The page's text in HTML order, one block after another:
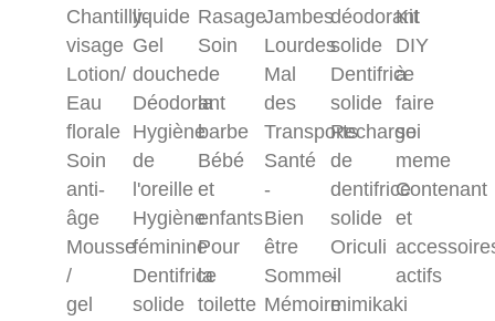
Chantilly-
visage
Lotion/
Eau
florale
Soin
anti-
âge
Mousse
/
gel
liquide
Gel
douche
Déodorant
Hygiène
de
l'oreille
Hygiène
féminine
Dentifrice
solide
Rasage
Soin
de
la
barbe
Bébé
et
enfants
Pour
la
toilette
Jambes
Lourdes
Mal
des
Transports
Santé
-
Bien
être
Sommeil
Mémoire
déodorant
solide
Dentifrice
solide
Recharge
de
dentifrice
solide
Oriculi
-
mimikaki
Kit
DIY
à
faire
soi
meme
Contenant
et
actifs